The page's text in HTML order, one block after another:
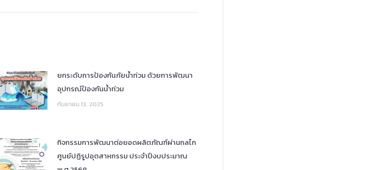
ยกระดับการป้องกันภัยน้ำท่วม ด้วยการพัฒนา
อุปกรณ์ป้องกันน้ำท่วม
กันยายน 13, 2025
กิจกรรมการพัฒนาต่อยอดผลิตภัณฑ์ผ่านกลไก
ศูนย์ปฏิรูปอุตสาหกรรม ประจำปีงบประมาณ